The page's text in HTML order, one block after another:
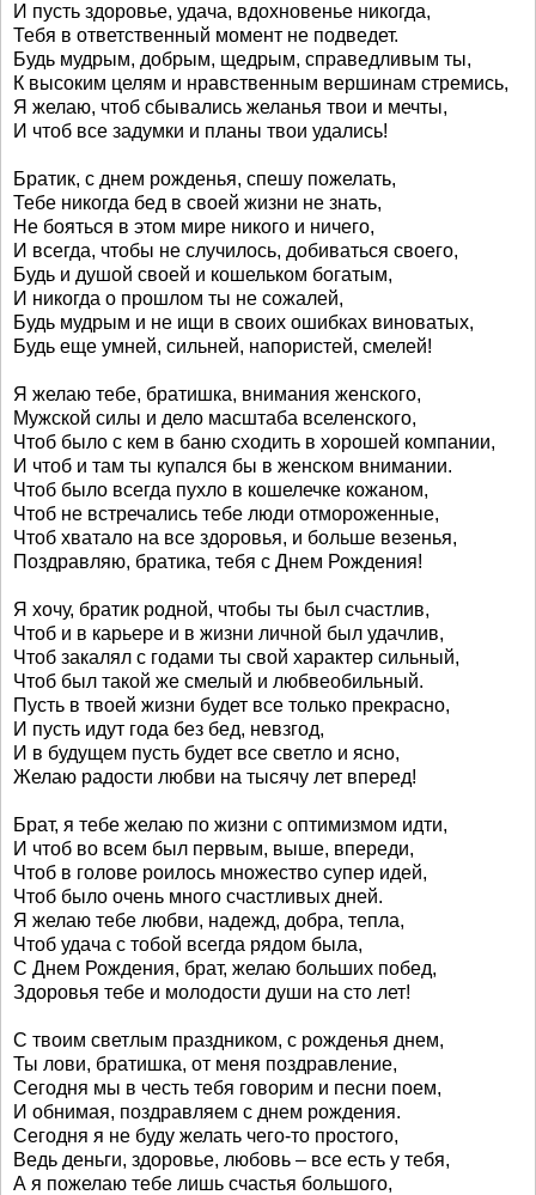
И пусть здоровье, удача, вдохновенье никогда,
Тебя в ответственный момент не подведет.
Будь мудрым, добрым, щедрым, справедливым ты,
К высоким целям и нравственным вершинам стремись,
Я желаю, чтоб сбывались желанья твои и мечты,
И чтоб все задумки и планы твои удались!
Братик, с днем рожденья, спешу пожелать,
Тебе никогда бед в своей жизни не знать,
Не бояться в этом мире никого и ничего,
И всегда, чтобы не случилось, добиваться своего,
Будь и душой своей и кошельком богатым,
И никогда о прошлом ты не сожалей,
Будь мудрым и не ищи в своих ошибках виноватых,
Будь еще умней, сильней, напористей, смелей!
Я желаю тебе, братишка, внимания женского,
Мужской силы и дело масштаба вселенского,
Чтоб было с кем в баню сходить в хорошей компании,
И чтоб и там ты купался бы в женском внимании.
Чтоб было всегда пухло в кошелечке кожаном,
Чтоб не встречались тебе люди отмороженные,
Чтоб хватало на все здоровья, и больше везенья,
Поздравляю, братика, тебя с Днем Рождения!
Я хочу, братик родной, чтобы ты был счастлив,
Чтоб и в карьере и в жизни личной был удачлив,
Чтоб закалял с годами ты свой характер сильный,
Чтоб был такой же смелый и любвеобильный.
Пусть в твоей жизни будет все только прекрасно,
И пусть идут года без бед, невзгод,
И в будущем пусть будет все светло и ясно,
Желаю радости любви на тысячу лет вперед!
Брат, я тебе желаю по жизни с оптимизмом идти,
И чтоб во всем был первым, выше, впереди,
Чтоб в голове роилось множество супер идей,
Чтоб было очень много счастливых дней.
Я желаю тебе любви, надежд, добра, тепла,
Чтоб удача с тобой всегда рядом была,
С Днем Рождения, брат, желаю больших побед,
Здоровья тебе и молодости души на сто лет!
С твоим светлым праздником, с рожденья днем,
Ты лови, братишка, от меня поздравление,
Сегодня мы в честь тебя говорим и песни поем,
И обнимая, поздравляем с днем рождения.
Сегодня я не буду желать чего-то простого,
Ведь деньги, здоровье, любовь – все есть у тебя,
А я пожелаю тебе лишь счастья большого,